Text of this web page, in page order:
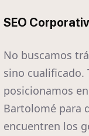
SEO
No buscamos
sino cualificado.
posicionamos
Bartolomé para
encuentren los